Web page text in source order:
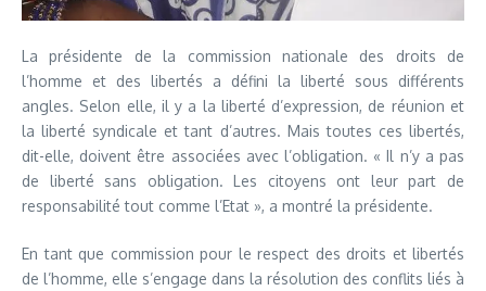
La présidente de la commission nationale des droits de
l’homme et des libertés a défini la liberté sous différents
angles. Selon elle, il y a la liberté d’expression, de réunion et
la liberté syndicale et tant d’autres. Mais toutes ces libertés,
dit-elle, doivent être associées avec l’obligation. « Il n’y a pas
de liberté sans obligation. Les citoyens ont leur part de
responsabilité tout comme l’Etat », a montré la présidente.
En tant que commission pour le respect des droits et libertés
de l’homme, elle s’engage dans la résolution des conflits liés à